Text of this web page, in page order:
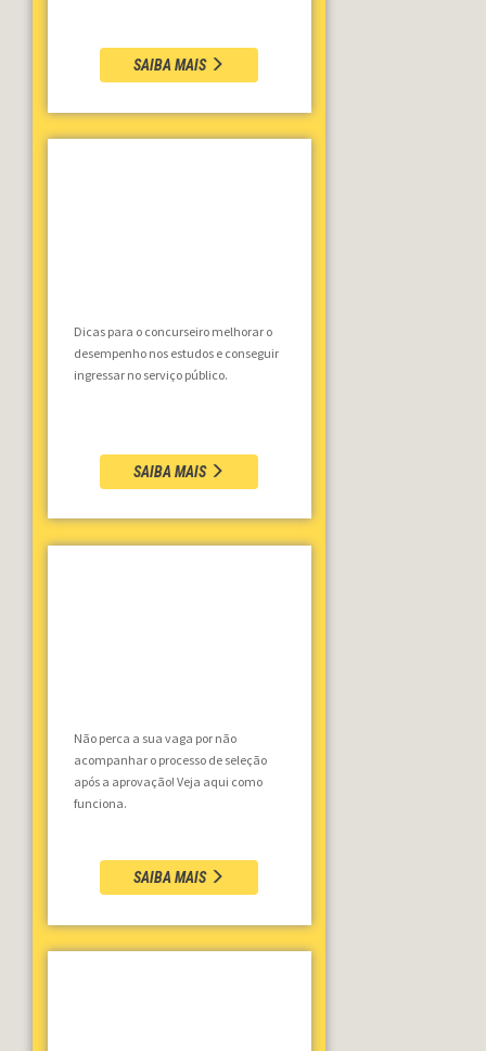
SAIBA MAIS
Dicas para o concurseiro melhorar o
desempenho nos estudos e conseguir
ingressar no serviço público.
SAIBA MAIS
Não perca a sua vaga por não
acompanhar o processo de seleção
após a aprovação! Veja aqui como
funciona.
SAIBA MAIS